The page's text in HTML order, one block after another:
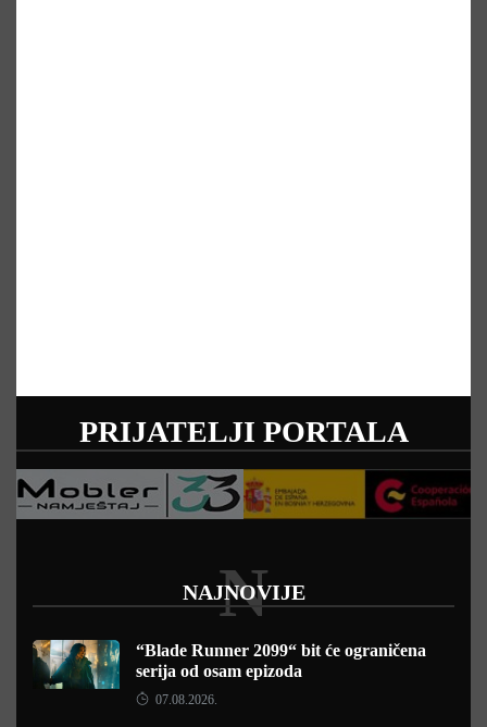
PRIJATELJI PORTALA
NAJNOVIJE
N
“Blade Runner 2099“ bit će ograničena
serija od osam epizoda
07.08.2026.